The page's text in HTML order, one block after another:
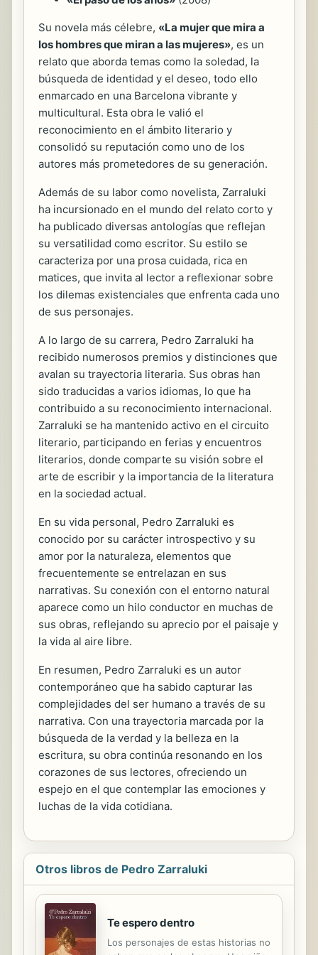
Su novela más célebre, «La mujer que mira a
los hombres que miran a las mujeres», es un
relato que aborda temas como la soledad, la
búsqueda de identidad y el deseo, todo ello
enmarcado en una Barcelona vibrante y
multicultural. Esta obra le valió el
reconocimiento en el ámbito literario y
consolidó su reputación como uno de los
autores más prometedores de su generación.
Además de su labor como novelista, Zarraluki
ha incursionado en el mundo del relato corto y
ha publicado diversas antologías que reflejan
su versatilidad como escritor. Su estilo se
caracteriza por una prosa cuidada, rica en
matices, que invita al lector a reflexionar sobre
los dilemas existenciales que enfrenta cada uno
de sus personajes.
A lo largo de su carrera, Pedro Zarraluki ha
recibido numerosos premios y distinciones que
avalan su trayectoria literaria. Sus obras han
sido traducidas a varios idiomas, lo que ha
contribuido a su reconocimiento internacional.
Zarraluki se ha mantenido activo en el circuito
literario, participando en ferias y encuentros
literarios, donde comparte su visión sobre el
arte de escribir y la importancia de la literatura
en la sociedad actual.
En su vida personal, Pedro Zarraluki es
conocido por su carácter introspectivo y su
amor por la naturaleza, elementos que
frecuentemente se entrelazan en sus
narrativas. Su conexión con el entorno natural
aparece como un hilo conductor en muchas de
sus obras, reflejando su aprecio por el paisaje y
la vida al aire libre.
En resumen, Pedro Zarraluki es un autor
contemporáneo que ha sabido capturar las
complejidades del ser humano a través de su
narrativa. Con una trayectoria marcada por la
búsqueda de la verdad y la belleza en la
escritura, su obra continúa resonando en los
corazones de sus lectores, ofreciendo un
espejo en el que contemplar las emociones y
luchas de la vida cotidiana.
Otros libros de Pedro Zarraluki
Te espero dentro
Los personajes de estas historias no